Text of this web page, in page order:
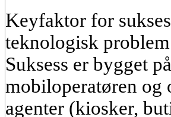
Keyfaktor for
teknologisk
Suksess er bygget
mobiloperatøren og
agenter (kiosker,